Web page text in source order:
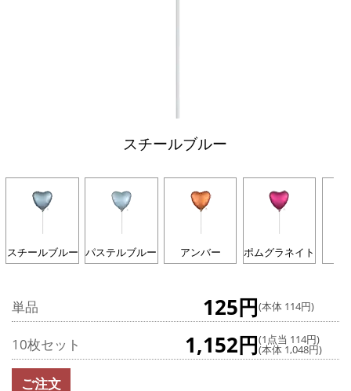
スチールブルー
スチールブルー パステルブルー アンバー ポムグラネイト
単品 125円(本体 114円)
10枚セット 1,152円(1点当 114円)
(本体 1,048円)
ご注文